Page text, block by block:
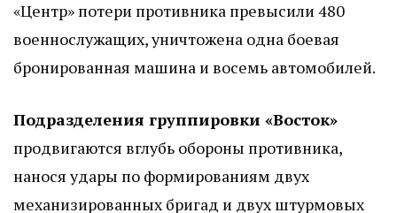
«Центр» потери противника превысили 480
военнослужащих, уничтожена одна боевая
бронированная машина и восемь автомобилей.
Подразделения группировки «Восток»
продвигаются вглубь обороны противника,
нанося удары по формированиям двух
механизированных бригад и двух штурмовых